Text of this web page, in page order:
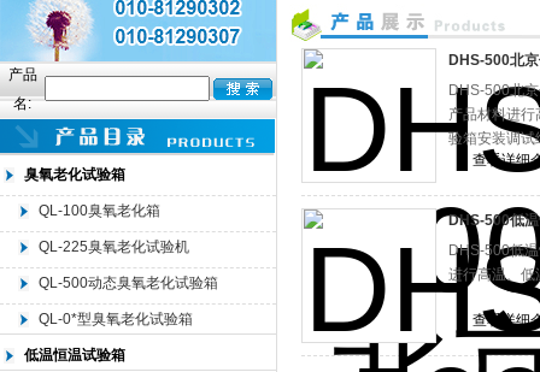
北京中科环试仪器有限公司
产品
名:
臭氧老化试验箱
QL-100臭氧老化箱
QL-225臭氧老化试验机
QL-500动态臭氧老化试验箱
QL-0*型臭氧老化试验箱
低温恒温试验箱
DHS-500北
DHS-500北
产品材料进
验箱安装调试
查看详细
DHS-500低
DHS-500低
进行高温、低
查看详细